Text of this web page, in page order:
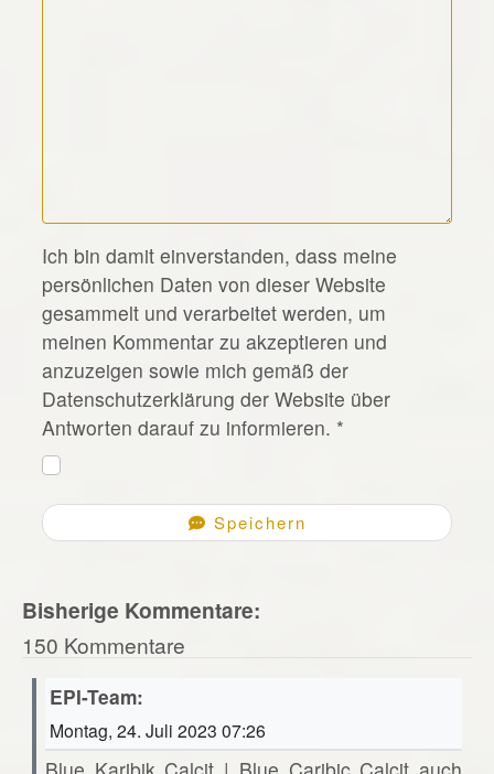
*
Ich bin damit einverstanden, dass meine
persönlichen Daten von dieser Website
gesammelt und verarbeitet werden, um
meinen Kommentar zu akzeptieren und
anzuzeigen sowie mich gemäß der
Datenschutzerklärung der Website über
Antworten darauf zu informieren. *
Speichern
Bisherige Kommentare:
150 Kommentare
EPI-Team:
Montag, 24. Juli 2023 07:26